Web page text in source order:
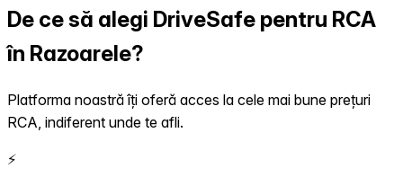
De ce să alegi DriveSafe pentru RCA
în Razoarele?
Platforma noastră îți oferă acces la cele mai bune prețuri
RCA, indiferent unde te afli.
⚡